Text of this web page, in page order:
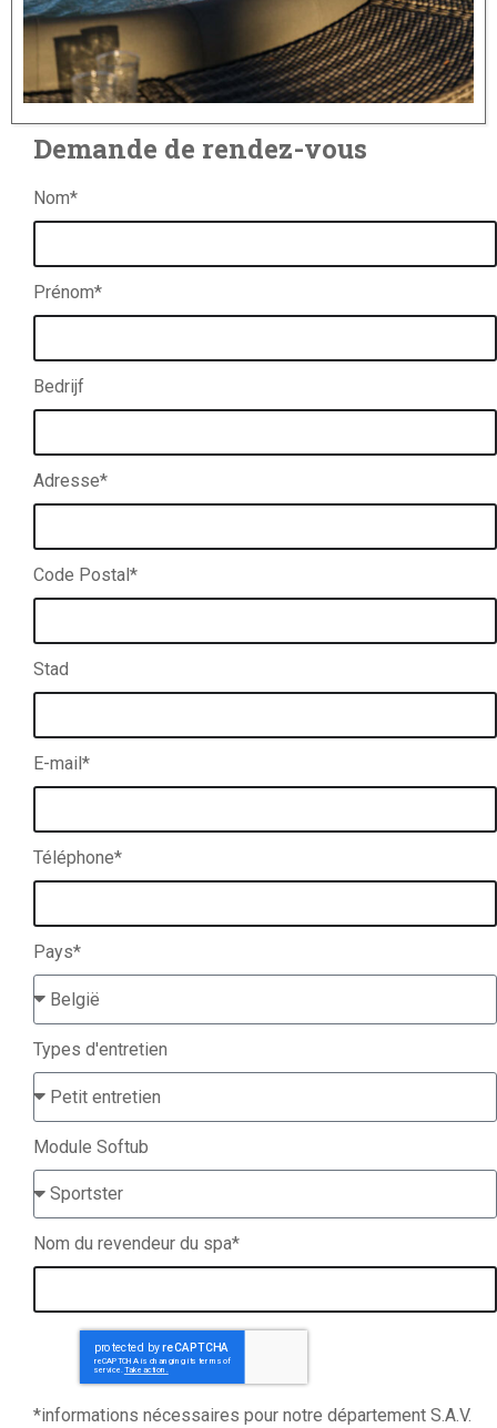
Demande de rendez-vous
Nom*
Prénom*
Bedrijf
Adresse*
Code Postal*
Stad
E-mail*
Téléphone*
Pays*
Types d'entretien
Module Softub
Nom du revendeur du spa*
*informations nécessaires pour notre département S.A.V.